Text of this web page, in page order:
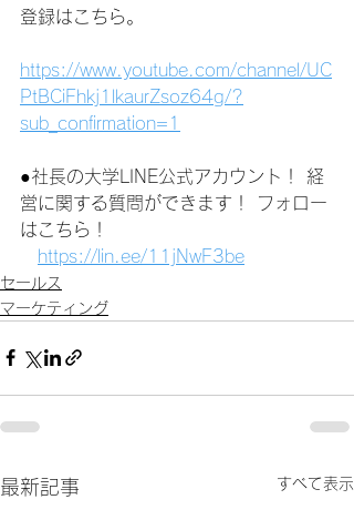
登録はこちら。
https://www.youtube.com/channel/UC
PtBCiFhkj1lkaurZsoz64g/?
sub_confirmation=1
●社長の大学LINE公式アカウント！ 経
営に関する質問ができます！ フォロー
はこちら！
https://lin.ee/11jNwF3be
セールス
マーケティング
最新記事 すべて表示